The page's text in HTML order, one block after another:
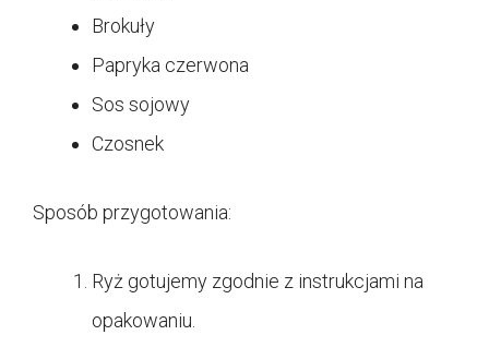
Brokuły
Papryka czerwona
Sos sojowy
Czosnek
Sposób przygotowania:
Ryż gotujemy zgodnie z instrukcjami na
opakowaniu.